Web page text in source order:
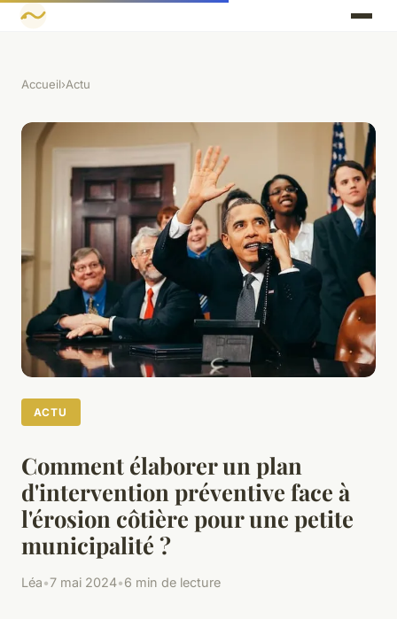
Accueil›Actu
ACTU
Comment élaborer un plan
d'intervention préventive face à
l'érosion côtière pour une petite
municipalité ?
Léa•7 mai 2024•6 min de lecture